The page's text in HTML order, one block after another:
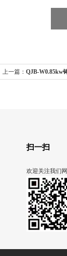
上一篇： QJB-W0.85kw
扫一扫
欢迎关注我们